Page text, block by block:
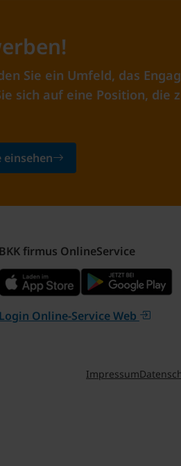
Sie ein Umfeld, das
sich auf eine Position, die
BKK firmus OnlineService
Login Online-Service Web
Impressum